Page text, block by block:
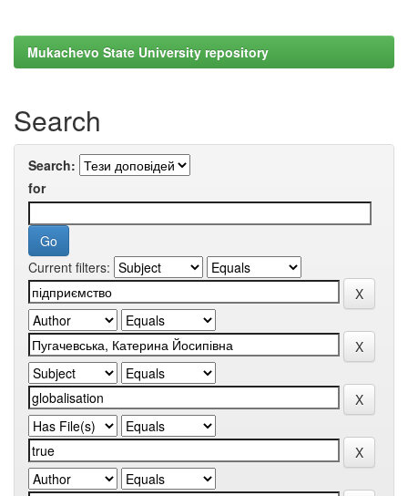
Mukachevo State University repository
Search
Search:
for
Current filters: